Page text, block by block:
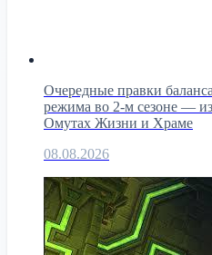
Очередные правки
режима во 2-м сезоне —
Омутах Жизни и Храме
08.08.2026